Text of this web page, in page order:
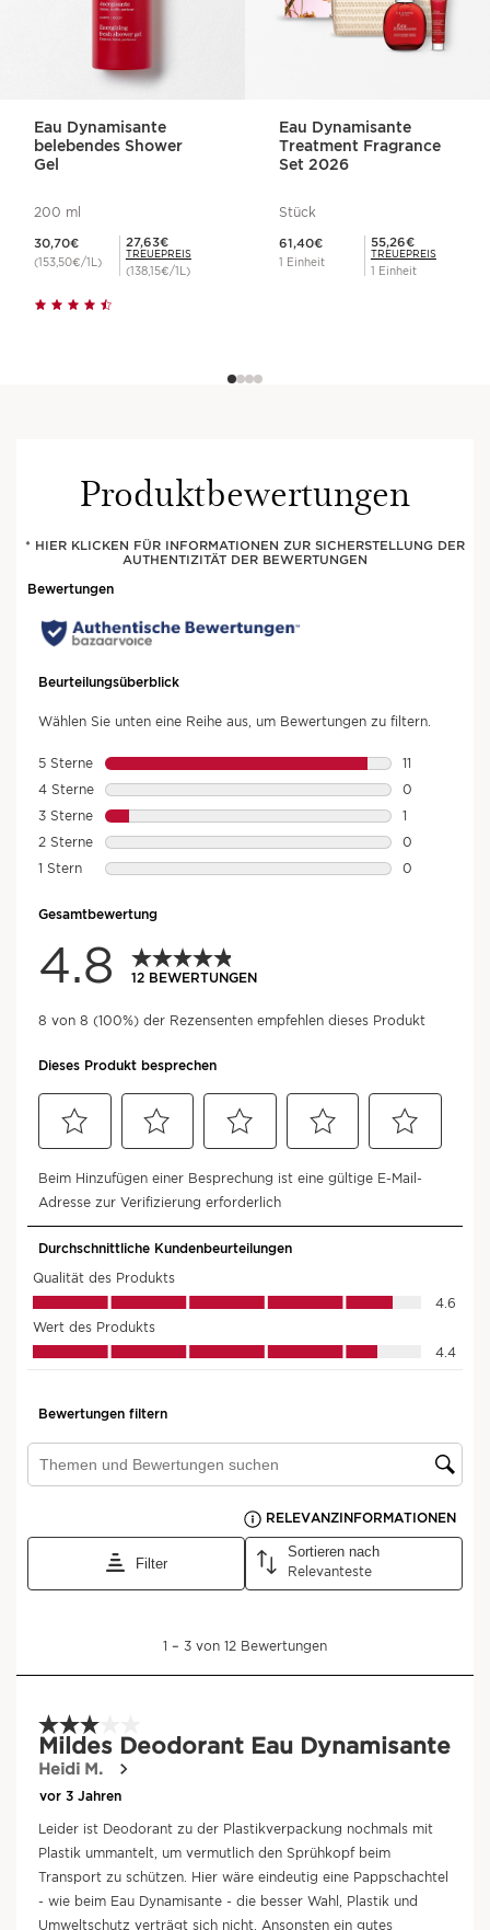
Mehr über Clarins Aromapflege
erfahren
Sichtbare Resultate,
sagen:
Die Gesichtszüge sind entspannt.
Das Gesicht wirkt weniger müde.
ULTRA RELAXING AROMA GESICHT
60 Min. und 90 Min.
Jetzt buchen
Eine Aromapflege für jede
Egal, wie Sie sich fühlen möchten, es gibt
das passende Aromaprodukt für Sie.
Die Pflegelinie entdecken
Eau Dynamisante
belebendes Shower
Gel
200 ml
30,70€
(153,50€/1L)
Mitgliederpreis 27,63€
27,63€
TREUEPREIS
(138,15€/1L)
Eau Dynamisante
Treatment Fragrance
Set 2026
Stück
61,40€
1 Einheit
Mitgliederpreis 55,26€
55,26€
TREUEPREIS
1 Einheit
Produktbewertungen
* HIER KLICKEN FÜR INFORMATIONEN ZUR SICHERSTELLUNG DER
AUTHENTIZITÄT DER BEWERTUNGEN